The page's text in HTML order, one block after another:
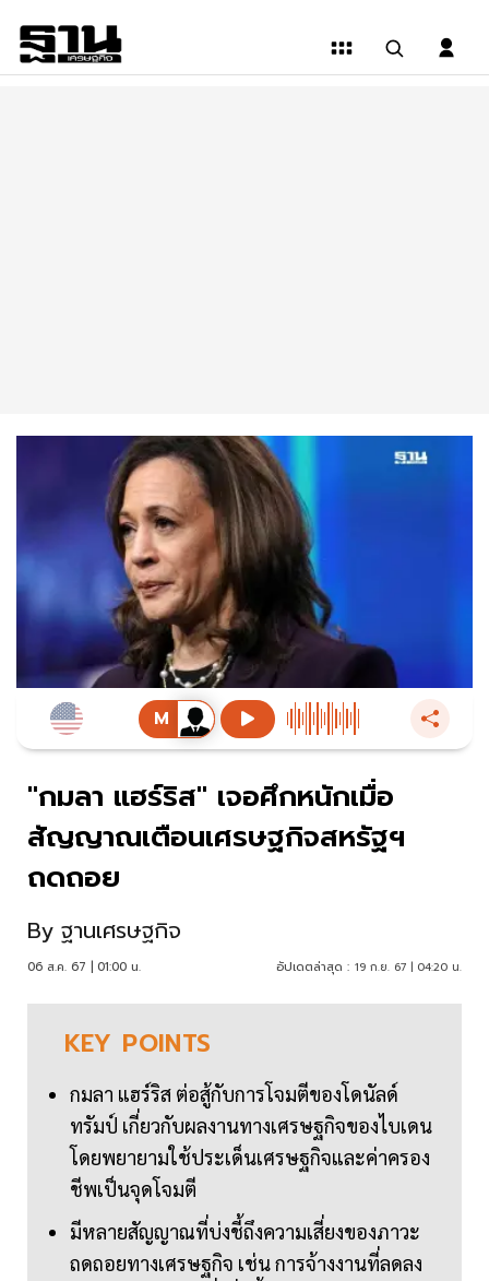
"กมลา แฮร์ริส" เจอศึกหนักเมื่อ
สัญญาณเตือนเศรษฐกิจสหรัฐฯ
ถดถอย
By ฐานเศรษฐกิจ
06 ส.ค. 67 | 01:00 น. อัปเดตล่าสุด : 19 ก.ย. 67 | 04:20 น.
KEY POINTS
กมลา แฮร์ริส ต่อสู้กับการโจมตีของโดนัลด์
ทรัมป์ เกี่ยวกับผลงานทางเศรษฐกิจของไบเดน
โดยพยายามใช้ประเด็นเศรษฐกิจและค่าครอง
ชีพเป็นจุดโจมตี
มีหลายสัญญาณที่บ่งชี้ถึงความเสี่ยงของภาวะ
ถดถอยทางเศรษฐกิจ เช่น การจ้างงานที่ลดลง